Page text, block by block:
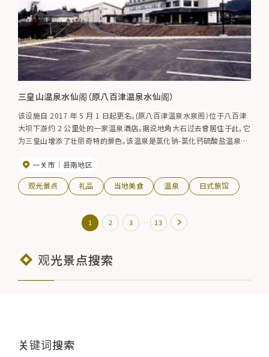
三皇山温泉水仙阁（原八百津温泉水仙阁）
该设施自 2017 年 5 月 1 日起更名。(原八百津温泉水泉阁）位于八百津
大坝下游约 2 公里处的一家温泉酒店。据说地角大石过去曾居住于此，它
为三皇山增添了壮丽奇特的景色。该温泉是氯化钠-氯化钙硫酸盐温泉，
为一体，四季如春。日式客房弥漫着清新的木香。新绿和秋叶的色彩尤为
美妙。红叶观赏期 10 月中旬至 11 月上旬。
一关市 县南地区
观光景点 礼品 当地美食 温泉 日式旅馆
1 2 3 … 13
观光景点搜索
关键词搜索